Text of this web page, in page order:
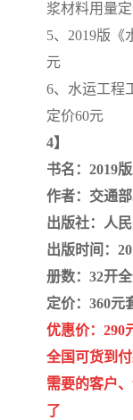
浆材料用量
5、2019版《
元
6、水运工程
定价60元
4】
书名：2019
作者：交通
出版社：人
出版时间：
册数：32开
定价：360元
优惠价：290
全国可货到
需要的客户
了